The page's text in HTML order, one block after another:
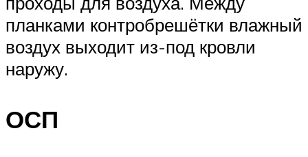
планками контробрешётки влажный
воздух выходит из-под кровли
наружу.
ОСП